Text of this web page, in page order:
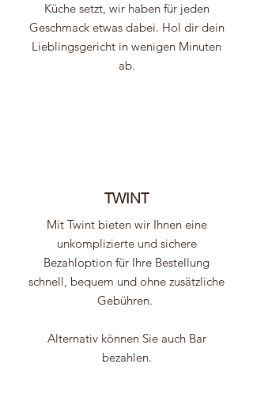
Küche setzt, wir haben für jeden
Geschmack etwas dabei. Hol dir dein
Lieblingsgericht in wenigen Minuten
ab.
TWINT
Mit Twint bieten wir Ihnen eine
unkomplizierte und sichere
Bezahloption für Ihre Bestellung
schnell, bequem und ohne zusätzliche
Gebühren.
Alternativ können Sie auch Bar
bezahlen.